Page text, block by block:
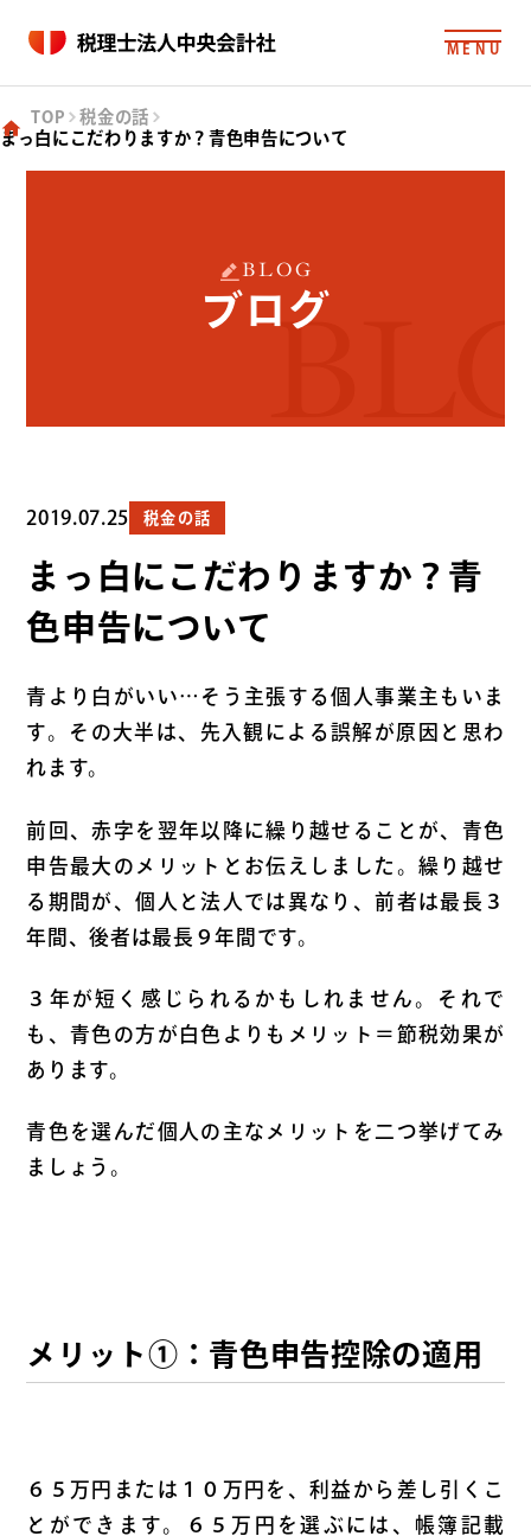
MENU
TOP
税金の話
まっ白にこだわりますか？青色申告について
BLOG
ブログ
2019.07.25 税金の話
まっ白にこだわりますか？青
色申告について
青より白がいい…そう主張する個人事業主もいま
す。その大半は、先入観による誤解が原因と思わ
れます。
前回、赤字を翌年以降に繰り越せることが、青色
申告最大のメリットとお伝えしました。繰り越せ
る期間が、個人と法人では異なり、前者は最長３
年間、後者は最長９年間です。
３年が短く感じられるかもしれません。それで
も、青色の方が白色よりもメリット＝節税効果が
あります。
青色を選んだ個人の主なメリットを二つ挙げてみ
ましょう。
メリット①：青色申告控除の適用
６５万円または１０万円を、利益から差し引くこ
とができます。６５万円を選ぶには、帳簿記載